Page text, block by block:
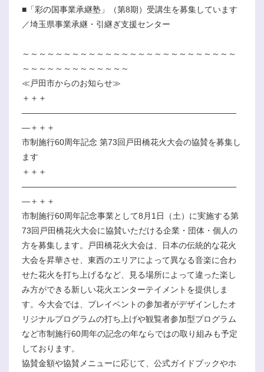
■「彩の国事業承継塾」（第8期）受講生を募集しています
／埼玉県事業承継・引継ぎ支援センター
～～～～～～～～～～～～～～～～～～～～～～～～～～
～～～～～～～～～～～～～
≪戸田市からのお知らせ≫
＋＋＋
――――――――――――――――――――――――――
―＋＋＋
市制施行60周年記念 第73回戸田橋花火大会の協賛を募集し
ます
＋＋＋
――――――――――――――――――――――――――
―＋＋＋
市制施行60周年記念事業として8月1日（土）に実施する第
73回戸田橋花火大会に協賛いただける企業・団体・個人の
方を募集します。戸田橋花火大会は、日本の伝統的な花火
大会を昇華させ、東西のエリアによって異なる音楽に合わ
せた花火を打ち上げるなど、見る場所によって違った楽し
み方ができる新しい花火エンターテイメントを提供しま
す。今大会では、プレイベントの参加者がデザインしたオ
リジナルプログラムの打ち上げや観覧者参加型プログラム
など市制施行60周年の記念の年ならではの取り組みも予定
しております。
協賛金額や協賛メニューに応じて、公式ガイドブックやホ